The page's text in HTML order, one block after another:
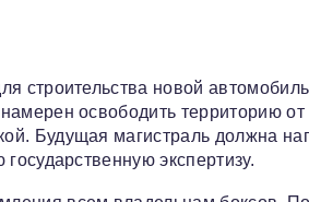
строительства новой
освободить территорию
Будущая магистраль должна
экспертизу.